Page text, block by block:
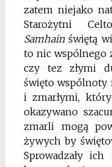
zatem niejako
Starożytni
Samhainświętą
to nic wspólnego
czy tez złymi
święto
i zmarłymi,
okazywano
zmarli mogą
żywych by
Sprowadzały